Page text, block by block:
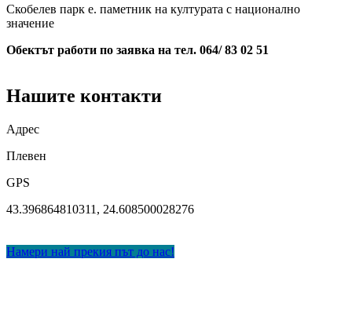
Скобелев парк е. паметник на културата с национално
значение
Обектът работи по заявка на тел. 064/ 83 02 51
Нашите контакти
Адрес
Плевен
GPS
43.396864810311, 24.608500028276
Намери най прекия път до нас!